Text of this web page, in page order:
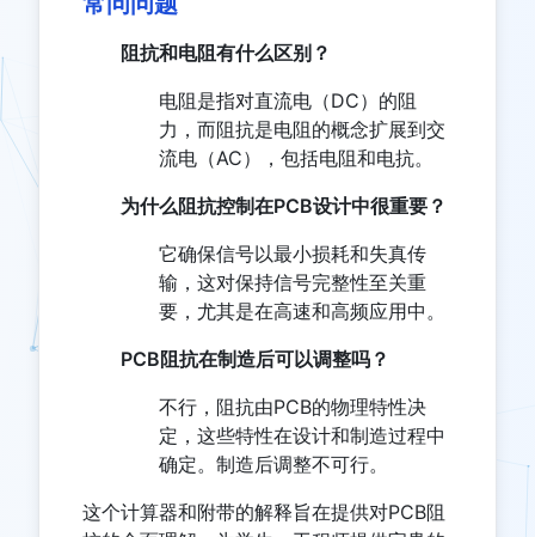
阻抗和电阻有什么区别？
电阻是指对直流电（DC）的阻
力，而阻抗是电阻的概念扩展到交
流电（AC），包括电阻和电抗。
为什么阻抗控制在PCB设计中很重要？
它确保信号以最小损耗和失真传
输，这对保持信号完整性至关重
要，尤其是在高速和高频应用中。
PCB阻抗在制造后可以调整吗？
不行，阻抗由PCB的物理特性决
定，这些特性在设计和制造过程中
确定。制造后调整不可行。
这个计算器和附带的解释旨在提供对PCB阻